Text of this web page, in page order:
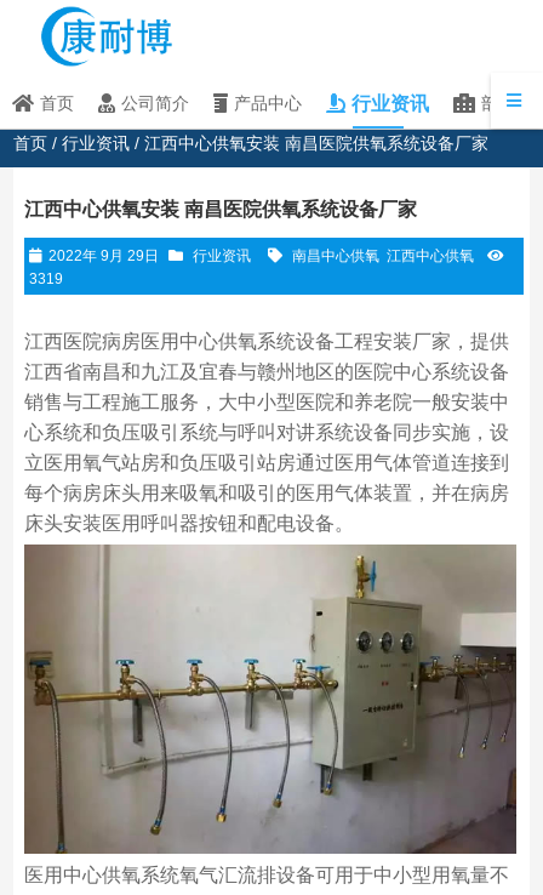
首页 公司简介 产品中心 行业资讯 部分客
首页 /行业资讯 / 江西中心供氧安装 南昌医院供氧系统设备厂家
江西中心供氧安装 南昌医院供氧系统设备厂家
2022年 9月 29日 行业资讯 南昌中心供氧 江西中心供氧
3319
江西医院病房医用中心供氧系统设备工程安装厂家，提供
江西省南昌和九江及宜春与赣州地区的医院中心系统设备
销售与工程施工服务，大中小型医院和养老院一般安装中
心系统和负压吸引系统与呼叫对讲系统设备同步实施，设
立医用氧气站房和负压吸引站房通过医用气体管道连接到
每个病房床头用来吸氧和吸引的医用气体装置，并在病房
床头安装医用呼叫器按钮和配电设备。
医用中心供氧系统氧气汇流排设备可用于中小型用氧量不